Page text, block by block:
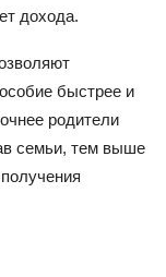
дохода.
быстрее и
родители
семьи, тем выше